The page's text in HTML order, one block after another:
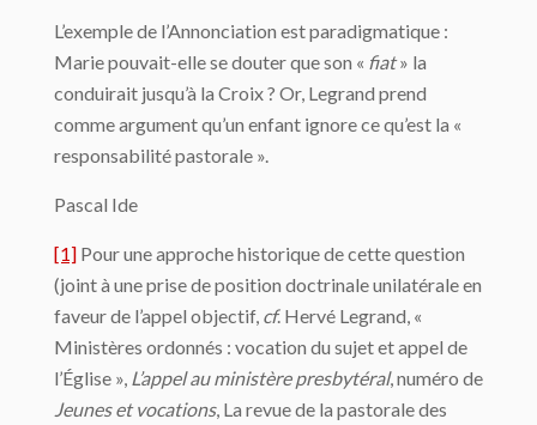
L’exemple de l’Annonciation est paradigmatique :
Marie pouvait-elle se douter que son « fiat» la
conduirait jusqu’à la Croix ? Or, Legrand prend
comme argument qu’un enfant ignore ce qu’est la «
responsabilité pastorale ».
Pascal Ide
[1] Pour une approche historique de cette question
(joint à une prise de position doctrinale unilatérale en
faveur de l’appel objectif, cf. Hervé Legrand, «
Ministères ordonnés : vocation du sujet et appel de
l’Église », L’appel au ministère presbytéral, numéro de
Jeunes et vocations, La revue de la pastorale des